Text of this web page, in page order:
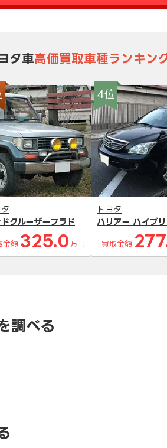
タ車高価買取車種ランキン
タ
ドクルーザープラド
金額 325.0 万円
4位
トヨタ
ハリアー ハイブ
買取金額
調べる